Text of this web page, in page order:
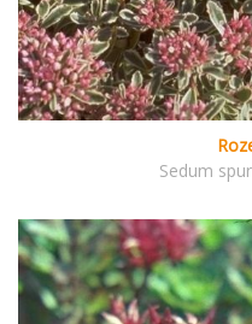
Sedum